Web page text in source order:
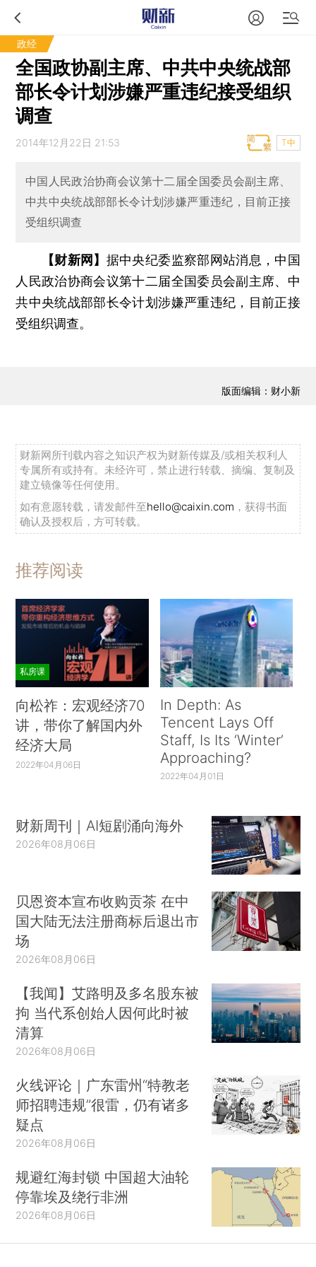
政经
全国政协副主席、中共中央统战部
部长令计划涉嫌严重违纪接受组织
调查
2014年12月22日 21:53 T中
中国人民政治协商会议第十二届全国委员会副主席、
中共中央统战部部长令计划涉嫌严重违纪，目前正接
受组织调查
【财新网】 据中央纪委监察部网站消息，中国
人民政治协商会议第十二届全国委员会副主席、中
共中央统战部部长令计划涉嫌严重违纪，目前正接
受组织调查。
版面编辑：财小新
财新网所刊载内容之知识产权为财新传媒及/或相关权利人
专属所有或持有。未经许可，禁止进行转载、摘编、复制及
建立镜像等任何使用。
如有意愿转载，请发邮件至hello@caixin.com ，获得书面
确认及授权后，方可转载。
推荐阅读
私房课
向松祚：宏观经济70
讲，带你了解国内外
经济大局
2022年04月06日
In Depth: As
Tencent Lays Off
Staff, Is Its ‘Winter’
Approaching?
2022年04月01日
财新周刊｜AI短剧涌向海外
2026年08月06日
贝恩资本宣布收购贡茶 在中
国大陆无法注册商标后退出市
场
2026年08月06日
【我闻】艾路明及多名股东被
拘 当代系创始人因何此时被
清算
2026年08月06日
火线评论｜广东雷州“特教老
师招聘违规”很雷，仍有诸多
疑点
2026年08月06日
规避红海封锁 中国超大油轮
停靠埃及绕行非洲
2026年08月06日